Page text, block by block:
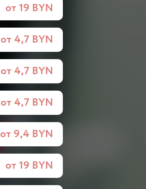
от 19 BYN
от 4,7 BYN
от 4,7 BYN
от 4,7 BYN
от 9,4 BYN
от 19 BYN